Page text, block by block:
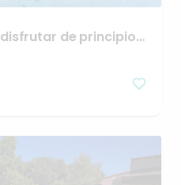
disfrutar de principio